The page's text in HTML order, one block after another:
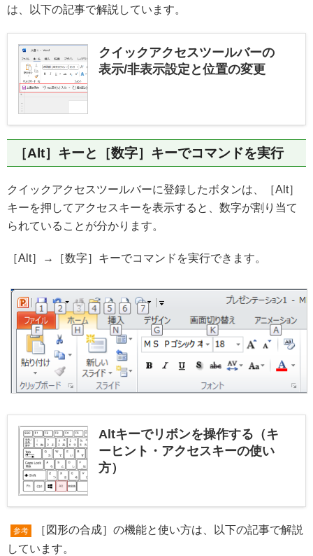
は、以下の記事で解説しています。
クイックアクセスツールバーの
表示/非表示設定と位置の変更
［Alt］キーと［数字］キーでコマンドを実行
クイックアクセスツールバーに登録したボタンは、［Alt］
キーを押してアクセスキーを表示すると、数字が割り当て
られていることが分かります。
［Alt］→［数字］キーでコマンドを実行できます。
Altキーでリボンを操作する（キ
ーヒント・アクセスキーの使い
方）
参考
［図形の合成］の機能と使い方は、以下の記事で解説
しています。